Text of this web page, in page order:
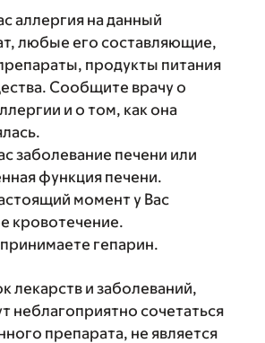
аллергия на данный
любые его составляющие,
продукты питания
Сообщите врачу о
и о том, как она
заболевание печени или
функция печени.
момент у Вас
кровотечение.
гепарин.
лекарств и заболеваний,
неблагоприятно сочетаться
препарата, не является